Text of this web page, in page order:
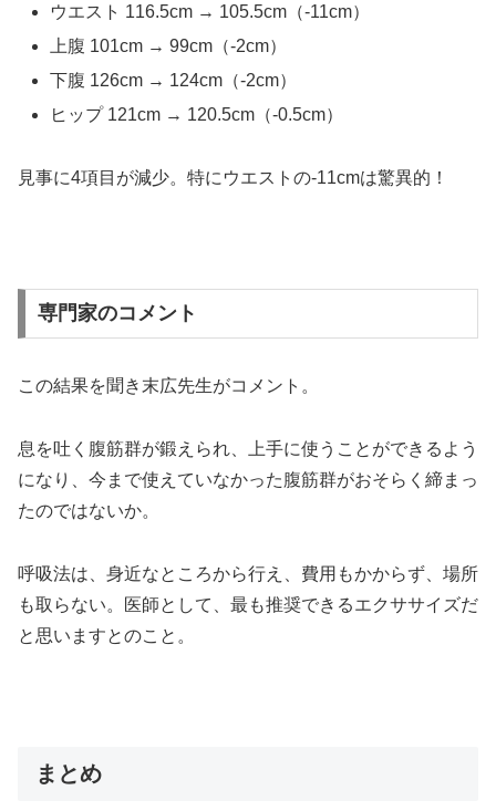
ウエスト 116.5cm → 105.5cm（-11cm）
上腹 101cm → 99cm（-2cm）
下腹 126cm → 124cm（-2cm）
ヒップ 121cm → 120.5cm（-0.5cm）
見事に4項目が減少。特にウエストの-11cmは驚異的！
専門家のコメント
この結果を聞き末広先生がコメント。
息を吐く腹筋群が鍛えられ、上手に使うことができるよう
になり、今まで使えていなかった腹筋群がおそらく締まっ
たのではないか。
呼吸法は、身近なところから行え、費用もかからず、場所
も取らない。医師として、最も推奨できるエクササイズだ
と思いますとのこと。
まとめ